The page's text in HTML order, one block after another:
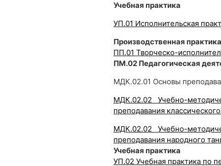
Учебная практика
УП.01 Исполнительская
Производственная
ПП.01 Творческо-
ПМ.02 Педагогическая
МДК.02.01 Основы
МДК.02.02 Учебно-
преподавания
МДК.02.02 Учебно-
преподавания народного
Учебная практика
УП.02 Учебная практика по